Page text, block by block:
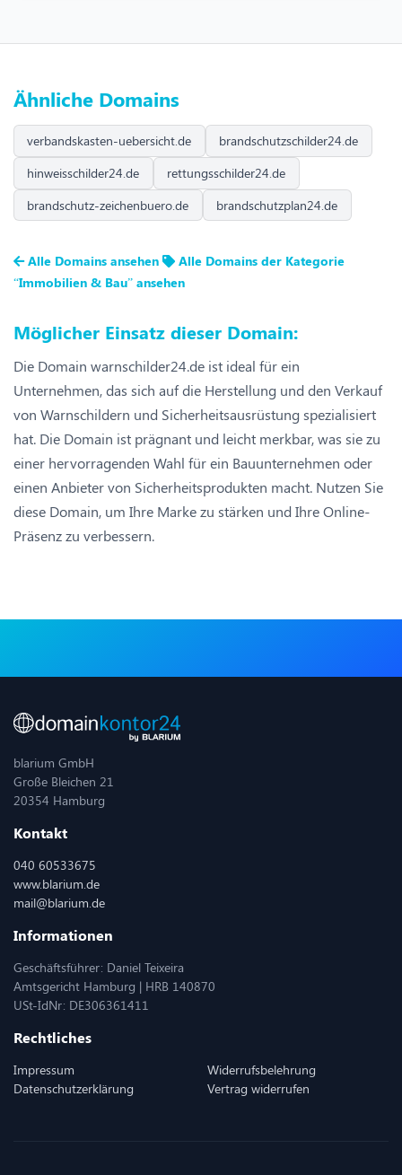
Ähnliche Domains
verbandskasten-uebersicht.de
brandschutzschilder24.de
hinweisschilder24.de
rettungsschilder24.de
brandschutz-zeichenbuero.de
brandschutzplan24.de
Alle Domains ansehen
Alle Domains der Kategorie
“Immobilien & Bau” ansehen
Möglicher Einsatz dieser Domain:
Die Domain warnschilder24.de ist ideal für ein
Unternehmen, das sich auf die Herstellung und den Verkauf
von Warnschildern und Sicherheitsausrüstung spezialisiert
hat. Die Domain ist prägnant und leicht merkbar, was sie zu
einer hervorragenden Wahl für ein Bauunternehmen oder
einen Anbieter von Sicherheitsprodukten macht. Nutzen Sie
diese Domain, um Ihre Marke zu stärken und Ihre Online-
Präsenz zu verbessern.
blarium GmbH
Große Bleichen 21
20354 Hamburg
Kontakt
040 60533675
www.blarium.de
mail@blarium.de
Informationen
Geschäftsführer: Daniel Teixeira
Amtsgericht Hamburg | HRB 140870
USt-IdNr: DE306361411
Rechtliches
Impressum
Datenschutzerklärung
Widerrufsbelehrung
Vertrag widerrufen